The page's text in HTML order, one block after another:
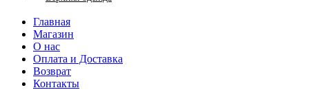
Главная
Магазин
О нас
Оплата и Доставка
Возврат
Контакты